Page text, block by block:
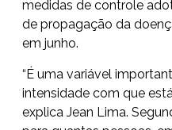
medidas de controle
de propagação da
em junho.
“É uma variável
intensidade com que
explica Jean Lima.